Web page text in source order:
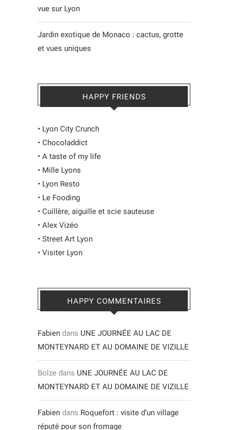
vue sur Lyon
Jardin exotique de Monaco : cactus, grotte
et vues uniques
HAPPY FRIENDS
• Lyon City Crunch
• Chocoladdict
• A taste of my life
• Mille Lyons
• Lyon Resto
• Le Fooding
• Cuillère, aiguille et scie sauteuse
• Alex Vizéo
• Street Art Lyon
• Visiter Lyon
HAPPY COMMENTAIRES
Fabien dans UNE JOURNÉE AU LAC DE
MONTEYNARD ET AU DOMAINE DE VIZILLE
Bolze dans UNE JOURNÉE AU LAC DE
MONTEYNARD ET AU DOMAINE DE VIZILLE
Fabien dans Roquefort : visite d’un village
réputé pour son fromage